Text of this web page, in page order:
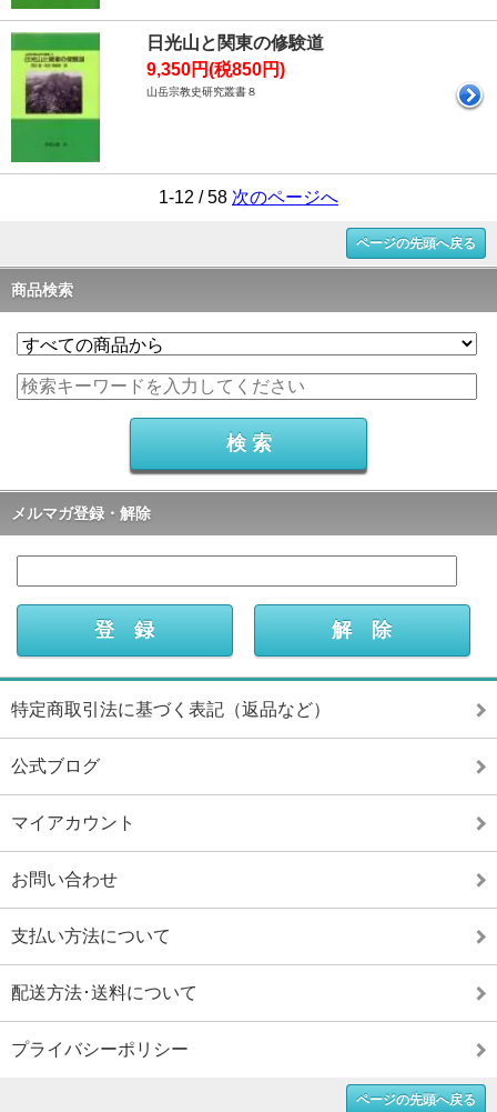
日光山と関東の修験道
9,350円(税850円)
山岳宗教史研究叢書８
1-12 / 58 次のページへ
ページの先頭へ戻る
商品検索
メルマガ登録・解除
特定商取引法に基づく表記（返品など）
公式ブログ
マイアカウント
お問い合わせ
支払い方法について
配送方法･送料について
プライバシーポリシー
ページの先頭へ戻る